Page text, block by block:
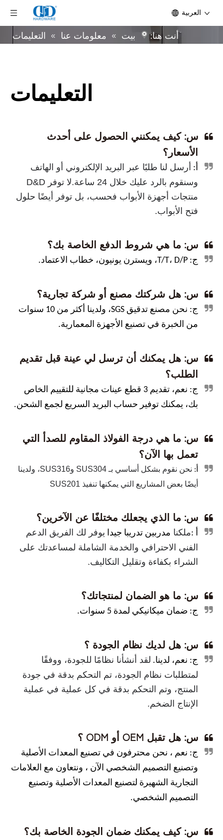
العربية
أنت هنا: بيت » معلومات عنا » التعليمات
التعليمات
س: كيف يمكنني الحصول على أحدث
الأسعار؟
أ: أرسل لنا طلبًا عبر البريد الإلكتروني أو الهاتف
وسنقوم بالرد عليك خلال 24 ساعة.لا توفر D&D
منتجات أجهزة الأبواب فحسب، بل توفر أيضًا حلول
فتح الأبواب.
س: ما هي شروط الدفع الخاصة بك؟
ج: T/T، D/P، ويسترن يونيون، خطاب الاعتماد.
س: هل شركتك مصنع أو شركة تجارية؟
ج: نحن مصنع تدقيق SGS، ولدينا أكثر من 10 سنوات
من الخبرة في تصنيع الأجهزة المعمارية.
س: هل يمكنك أن ترسل لي عينة قبل تقديم
الطلب؟
ج: نعم، تقديم 3 قطع عينات مجانية للتقييم الخاص
بك، يمكنك توفير حساب البريد السريع لجمع الشحن.
س: ما هي درجة الفولاذ المقاوم للصدأ التي
تعمل بها الآن؟
أ:
نحن نقوم بشكل أساسي بـ SUS304 وSUS316، ولدينا
أيضًا بعض المشاريع التي يمكنها تنفيذ SUS201
س: ما الذي يجعلك مختلفًا عن الآخرين؟
أ :ملكنا مدربين تدريبا جيدا يوفر لك الفريق الدعم
الفني الاحترافي والخدمة الشاملة لمساعدتك على
الشراء بكفاءة وتقليل التكاليف.
س: ما هو الضمان لمنتجاتك؟
ج: ضمان ميكانيكي لمدة 5 سنوات.
س: هل لديك نظام الجودة ؟
ج: نعم، لدينا. لقد أنشأنا نظامًا للجودة، ووفقًا
لمتطلبات نظام الجودة، تم التحكم بدقة في جودة
المنتج، وتم التحكم بدقة في كل عملية في عملية
الإنتاج الضخم.
س: هل تقبل OEM أو ODM ؟
ج: نعم ، نحن محترفون في تصنيع المعدات الأصلية
وتصنيع التصميم الشخصي الآن ، ونتعاون مع العلامات
التجارية الشهيرة لتصنيع المعدات الأصلية وتصنيع
التصميم الشخصي.
س: كيف يمكنك ضمان الجودة الخاصة بك؟